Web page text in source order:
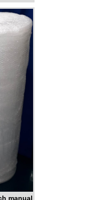
manual